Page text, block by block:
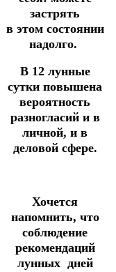
застрять
в этом состоянии
надолго.
В 12 лунные
сутки повышена
вероятность
разногласий и в
личной, и в
деловой сфере.
Хочется
напомнить, что
соблюдение
рекомендаций
лунных дней